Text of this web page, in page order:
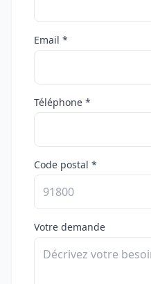
Email *
Téléphone *
Code postal *
Votre demande